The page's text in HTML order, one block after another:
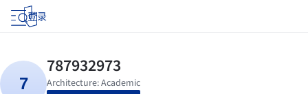
登录